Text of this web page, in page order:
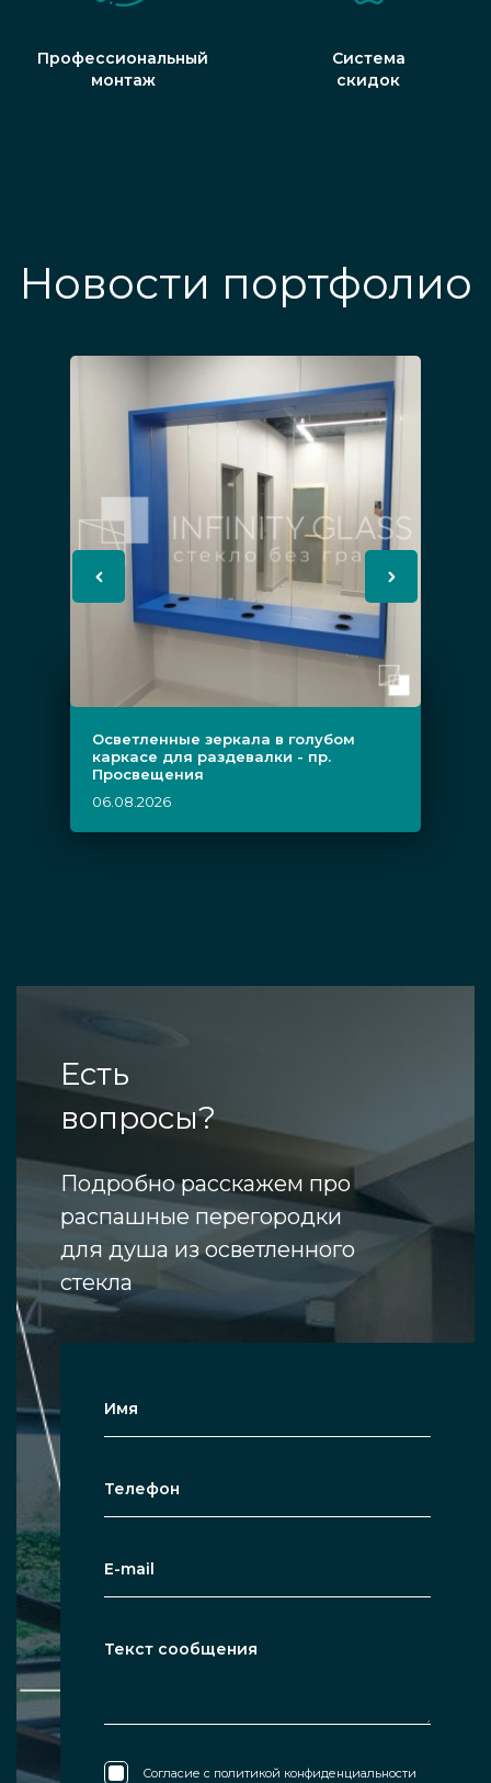
Профессиональный
монтаж
Система
скидок
Новости портфолио
Осветленные зеркала в голубом
каркасе для раздевалки - пр.
Просвещения
06.08.2026
Есть
вопросы?
Подробно расскажем про
распашные перегородки
для душа из осветленного
стекла
Согласие с политикой конфиденциальности